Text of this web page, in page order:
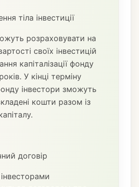
тіла інвестиції
розраховувати на
своїх інвестицій
капіталізації фонду
У кінці терміну
інвестори зможуть
кошти разом із
договір